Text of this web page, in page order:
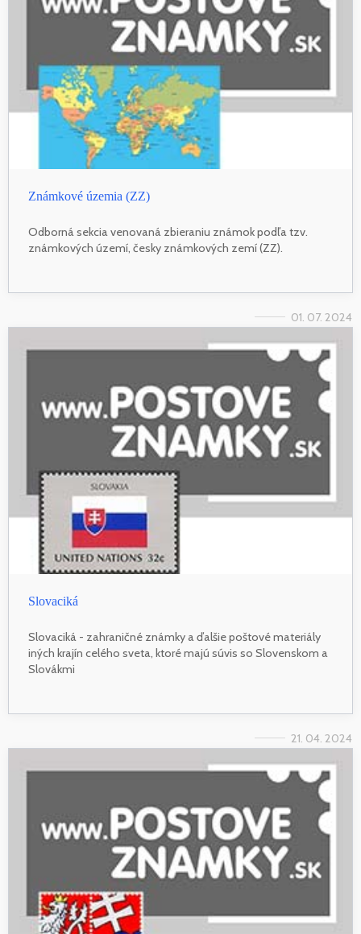
Známkové územia (ZZ)
Odborná sekcia venovaná zbieraniu známok podľa tzv.
známkových území, česky známkových zemí (ZZ).
01. 07. 2024
Slovaciká
Slovaciká - zahraničné známky a ďalšie poštové materiály
iných krajín celého sveta, ktoré majú súvis so Slovenskom a
Slovákmi
21. 04. 2024